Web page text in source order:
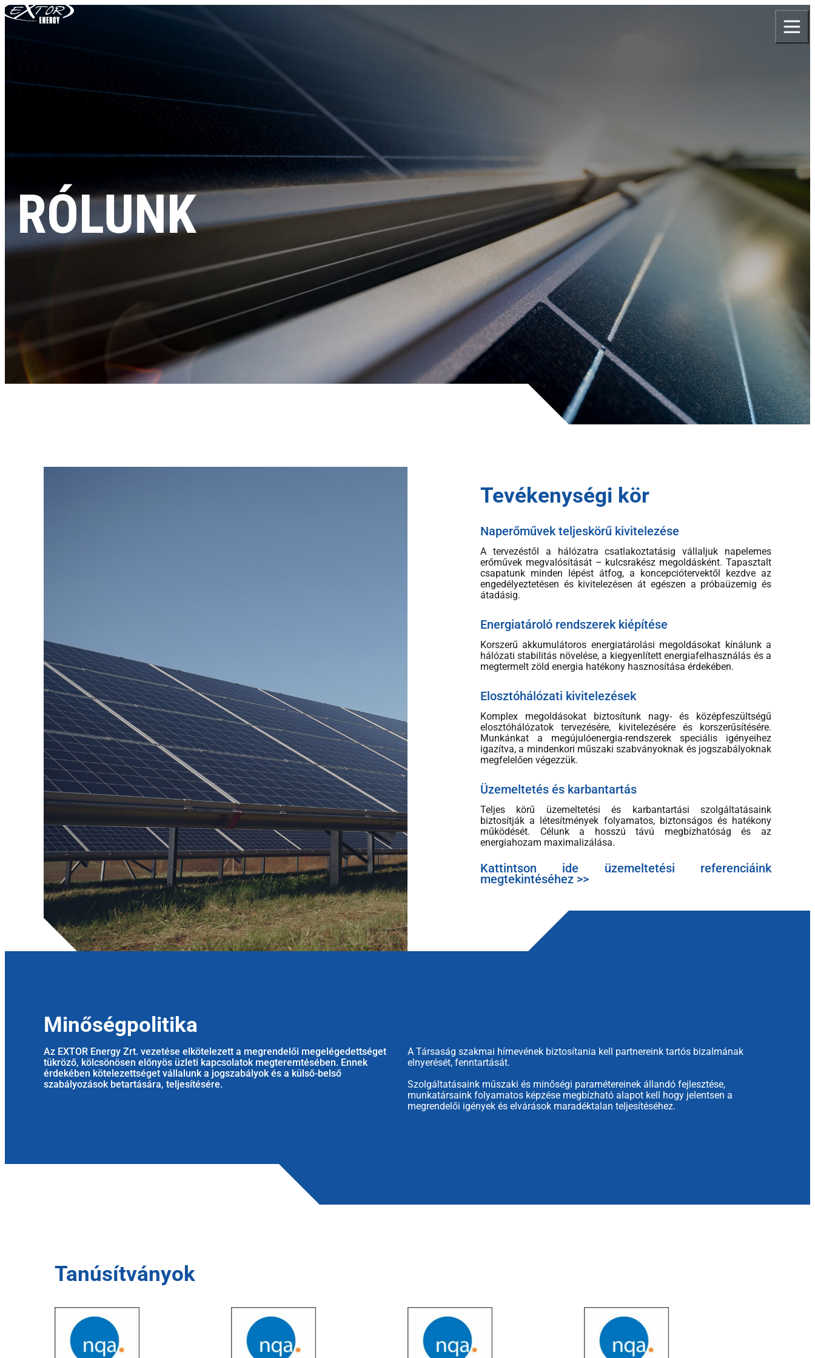
Skip to content
RÓLUNK
Tevékenységi kör
Naperőművek teljeskörű kivitelezése
A tervezéstől a hálózatra csatlakoztatásig vállaljuk napelemes
erőművek megvalósítását – kulcsrakész megoldásként. Tapasztalt
csapatunk minden lépést átfog, a koncepciótervektől kezdve az
engedélyeztetésen és kivitelezésen át egészen a próbaüzemig és
átadásig.
Energiatároló rendszerek kiépítése
Korszerű akkumulátoros energiatárolási megoldásokat kínálunk a
hálózati stabilitás növelése, a kiegyenlített energiafelhasználás és a
megtermelt zöld energia hatékony hasznosítása érdekében.
Elosztóhálózati kivitelezések
Komplex megoldásokat biztosítunk nagy- és középfeszültségű
elosztóhálózatok tervezésére, kivitelezésére és korszerűsítésére.
Munkánkat a megújulóenergia-rendszerek speciális igényeihez
igazítva, a mindenkori műszaki szabványoknak és jogszabályoknak
megfelelően végezzük.
Üzemeltetés és karbantartás
Teljes körű üzemeltetési és karbantartási szolgáltatásaink
biztosítják a létesítmények folyamatos, biztonságos és hatékony
működését. Célunk a hosszú távú megbízhatóság és az
energiahozam maximalizálása.
Kattintson ide üzemeltetési referenciáink
megtekintéséhez >>
Minőségpolitika
Az EXTOR Energy Zrt. vezetése elkötelezett a megrendelői megelégedettséget
tükröző, kölcsönösen előnyös üzleti kapcsolatok megteremtésében. Ennek
érdekében kötelezettséget vállalunk a jogszabályok és a külső-belső
szabályozások betartására, teljesítésére.
A Társaság szakmai hírnevének biztosítania kell partnereink tartós bizalmának
elnyerését, fenntartását.
Szolgáltatásaink műszaki és minőségi paramétereinek állandó fejlesztése,
munkatársaink folyamatos képzése megbízható alapot kell hogy jelentsen a
megrendelői igények és elvárások maradéktalan teljesítéséhez.
Tanúsítványok